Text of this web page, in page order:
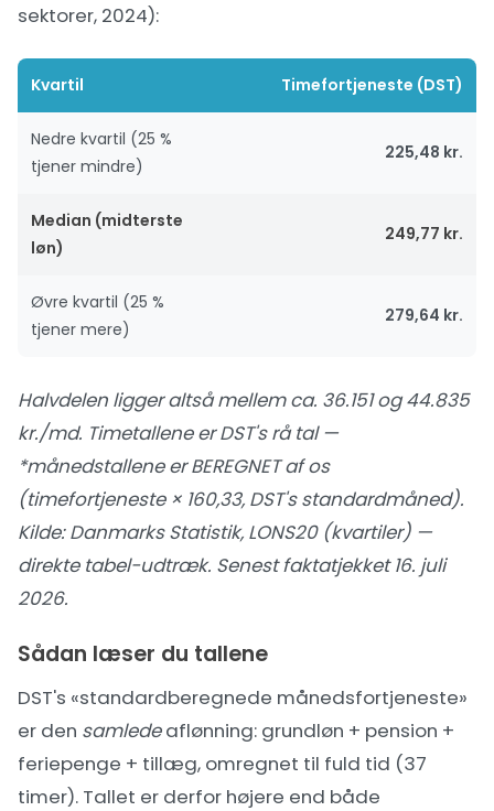
sektorer, 2024):
Kvartil Timefortjeneste (DST)
Nedre kvartil (25 %
tjener mindre)
225,48 kr.
Median (midterste
løn)
249,77 kr.
Øvre kvartil (25 %
tjener mere)
279,64 kr.
Halvdelen ligger altså mellem ca. 36.151 og 44.835
kr./md. Timetallene er DST's rå tal —
*månedstallene er BEREGNET af os
(timefortjeneste × 160,33, DST's standardmåned).
Kilde:Danmarks Statistik, LONS20 (kvartiler) —
direkte tabel-udtræk. Senest faktatjekket 16. juli
2026.
Sådan læser du tallene
DST's «standardberegnede månedsfortjeneste»
er den samledeaflønning: grundløn + pension +
feriepenge + tillæg, omregnet til fuld tid (37
timer). Tallet er derfor højere end både